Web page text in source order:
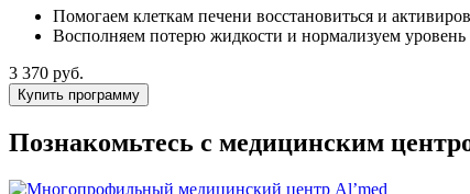
Помогаем клеткам печени восстановиться и
Восполняем потерю жидкости и нормализуем уровень
3 370 руб.
Купить программу
Познакомьтесь с медицинским